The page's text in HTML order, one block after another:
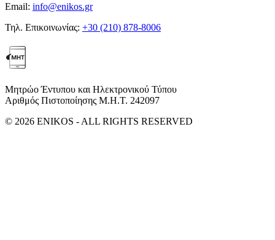
Email: info@enikos.gr
Τηλ. Επικοινωνίας: +30 (210) 878-8006
Μητρώο Έντυπου και Ηλεκτρονικού Τύπου
Αριθμός Πιστοποίησης Μ.Η.Τ. 242097
© 2026 ENIKOS - ALL RIGHTS RESERVED